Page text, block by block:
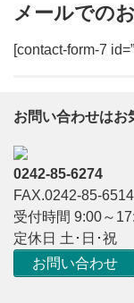
メールでの
[contact-form-7
お問い合わせはお
0242-85-6274
FAX.0242-85-6514
受付時間 9:00～
定休日 土･日･祝
お問い合わせ